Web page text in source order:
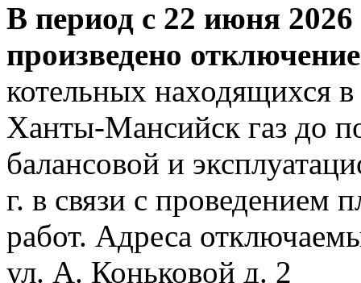
В период с 22 июня 2026
произведено
котельных находящихся
Ханты-Мансийск газ до
балансовой и
г. в связи с проведением
работ. Адреса
ул. А. Коньковой д. 2